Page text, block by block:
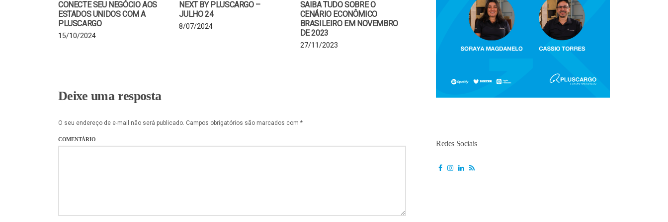
CONECTE SEU NEGÓCIO AOS
ESTADOS UNIDOS COM A
PLUSCARGO
15/10/2024
NEXT BY PLUSCARGO –
JULHO 24
8/07/2024
SAIBA TUDO SOBRE O
CENÁRIO ECONÔMICO
BRASILEIRO EM NOVEMBRO
DE 2023
27/11/2023
Deixe uma resposta
O seu endereço de e-mail não será publicado. Campos obrigatórios são marcados com *
COMENTÁRIO
Redes Sociais